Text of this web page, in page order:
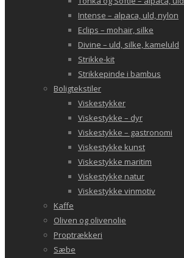
Intense – alpaca, uld, nylon
Eclips – mohair, silke
Divine – uld, silke, kameluld
Strikke-kit
Strikkepinde i bambus
Boligtekstiler
Viskestykker
Viskestykke – dyr
Viskestykke – gastronomi
Viskestykke kunst
Viskestykke maritim
Viskestykke natur
Viskestykke vinmotiv
Kaffe
Oliven og olivenolie
Proptrækkeri
Sæbe